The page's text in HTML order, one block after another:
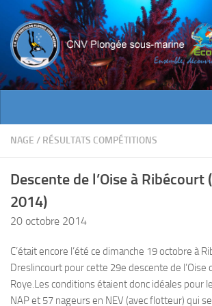
ACTUALITES
INFOS CNV
Bienvenue
Documents utiles
Encadrement
Historique
NAGE / RÉSULTATS COMPÉTITIONS
Descente de l’Oise à
2014)
20 octobre 2014
C’était encore l’été ce dimanche 19 octobre à
Dreslincourt pour cette 29e descente de l’Oise
Roye.Les conditions étaient donc idéales pour
NAP et 57 nageurs en NEV (avec flotteur) qui